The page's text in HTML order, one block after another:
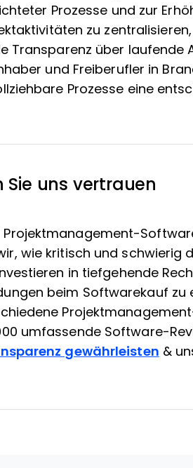
Prozesse und zur
zu
Transparenz über laufende
und Freiberufler in
Prozesse eine
Sie uns vertrauen
wie kritisch und schwierig
in tiefgehende
beim Softwarekauf zu
umfassende Software-
gewährleisten &